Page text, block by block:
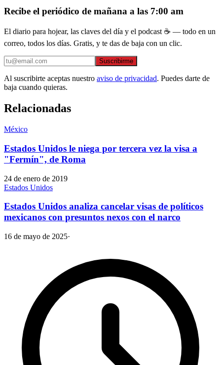
Recibe el periódico de mañana a las 7:00 am
El diario para hojear, las claves del día y el podcast ☕ — todo en un
correo, todos los días. Gratis, y te das de baja con un clic.
Suscribirme
Al suscribirte aceptas nuestro aviso de privacidad. Puedes darte de
baja cuando quieras.
Relacionadas
México
Estados Unidos le niega por tercera vez la visa a
"Fermín", de Roma
24 de enero de 2019
Estados Unidos
Estados Unidos analiza cancelar visas de políticos
mexicanos con presuntos nexos con el narco
16 de mayo de 2025·